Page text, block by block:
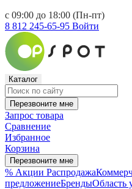
с 09:00 до 18:00 (Пн-пт)
8 812 245-65-95 Войти
Каталог
Перезвоните мне
Запрос товара
Сравнение
Избранное
Корзина
Перезвоните мне
% Акции Распродажа
предложениеБрендыОбласть